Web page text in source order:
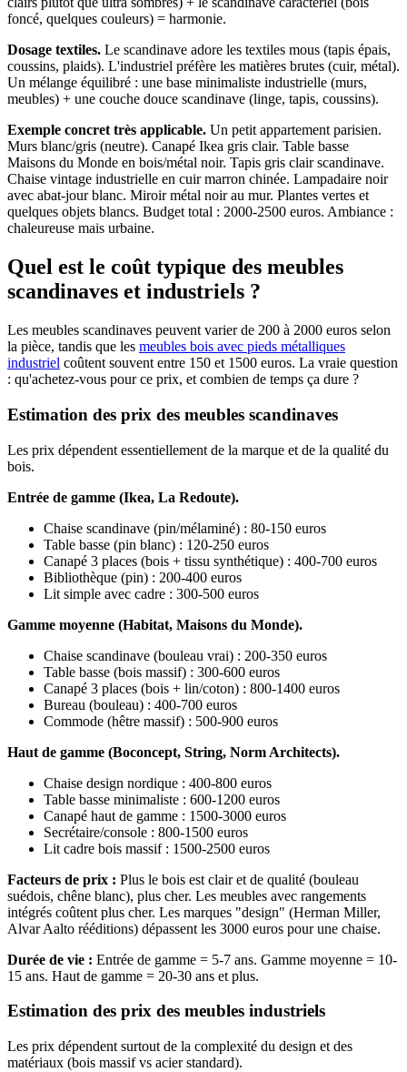
foncé, quelques couleurs) = harmonie.
Dosage textiles. Le scandinave adore les textiles mous (tapis épais,
coussins, plaids). L'industriel préfère les matières brutes (cuir, métal).
Un mélange équilibré : une base minimaliste industrielle (murs,
meubles) + une couche douce scandinave (linge, tapis, coussins).
Exemple concret très applicable. Un petit appartement parisien.
Murs blanc/gris (neutre). Canapé Ikea gris clair. Table basse
Maisons du Monde en bois/métal noir. Tapis gris clair scandinave.
Chaise vintage industrielle en cuir marron chinée. Lampadaire noir
avec abat-jour blanc. Miroir métal noir au mur. Plantes vertes et
quelques objets blancs. Budget total : 2000-2500 euros. Ambiance :
chaleureuse mais urbaine.
Quel est le coût typique des meubles
scandinaves et industriels ?
Les meubles scandinaves peuvent varier de 200 à 2000 euros selon
la pièce, tandis que les meubles bois avec pieds métalliques
industriel coûtent souvent entre 150 et 1500 euros. La vraie question
: qu'achetez-vous pour ce prix, et combien de temps ça dure ?
Estimation des prix des meubles scandinaves
Les prix dépendent essentiellement de la marque et de la qualité du
bois.
Entrée de gamme (Ikea, La Redoute).
Chaise scandinave (pin/mélaminé) : 80-150 euros
Table basse (pin blanc) : 120-250 euros
Canapé 3 places (bois + tissu synthétique) : 400-700 euros
Bibliothèque (pin) : 200-400 euros
Lit simple avec cadre : 300-500 euros
Gamme moyenne (Habitat, Maisons du Monde).
Chaise scandinave (bouleau vrai) : 200-350 euros
Table basse (bois massif) : 300-600 euros
Canapé 3 places (bois + lin/coton) : 800-1400 euros
Bureau (bouleau) : 400-700 euros
Commode (hêtre massif) : 500-900 euros
Haut de gamme (Boconcept, String, Norm Architects).
Chaise design nordique : 400-800 euros
Table basse minimaliste : 600-1200 euros
Canapé haut de gamme : 1500-3000 euros
Secrétaire/console : 800-1500 euros
Lit cadre bois massif : 1500-2500 euros
Facteurs de prix : Plus le bois est clair et de qualité (bouleau
suédois, chêne blanc), plus cher. Les meubles avec rangements
intégrés coûtent plus cher. Les marques "design" (Herman Miller,
Alvar Aalto rééditions) dépassent les 3000 euros pour une chaise.
Durée de vie : Entrée de gamme = 5-7 ans. Gamme moyenne = 10-
15 ans. Haut de gamme = 20-30 ans et plus.
Estimation des prix des meubles industriels
Les prix dépendent surtout de la complexité du design et des
matériaux (bois massif vs acier standard).